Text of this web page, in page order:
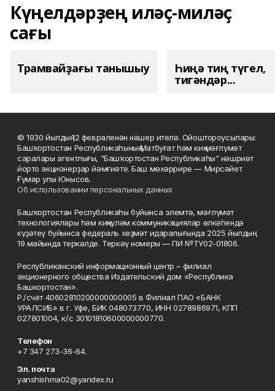
Күңелдәрҙең иләҫ-миләҫ
сағы
Трамвайҙағы танышыу Һиңә тиң түгел,
тигәндәр...
© 1930 йылдың 12 февраленән нәшер ителә. Ойоштороусылары:
Башҡортостан Республикаһының Матбуғат һәм киң мәғлүмәт
саралары агентлығы, "Башҡортостан Республикаһы" нәшриәт
йорто акционерҙар йәмғиәте. Баш мөхәррире — Мирсәйет
Ғүмәр улы Юнысов.
Об использовании персональных данных
Башҡортостан Республикаһы буйынса элемтә, мәғлүмәт
технологиялары һәм киңкүләм коммуникациялар өлкәһендә
күҙәтеү буйынса федераль хеҙмәт идаралығында 2025 йылдың
19 майында теркәлде. Теркәү номеры — ПИ №ТУ02-01806.
Республиканский информационный центр – филиал
акционерного общества Издательский дом «Республика
Башкортостан».
Р./счёт 40602810200000000005 в Филиал ПАО «БАНК
УРАЛСИБ» в г. Уфе, БИК 048073770, ИНН 0278986971, КПП
027801004, к/с 30101810600000000770.
Телефон
+7 347 273-36-64.
Эл. почта
yanshishma02@yandex.ru